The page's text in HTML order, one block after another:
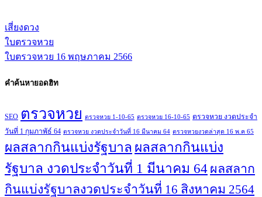
เสี่ยงดวง
ใบตรวจหวย
ใบตรวจหวย 16 พฤษภาคม 2566
คำค้นหายอดฮิท
SEO ตรวจหวย ตรวจหวย 1-10-65 ตรวจหวย 16-10-65 ตรวจหวย งวดประจำ
วันที่ 1 กุมภาพัธ์ 64 ตรวจหวย งวดประจำวันที่ 16 มีนาคม 64 ตรวจหวยงวดล่าสุด 16 พ.ค 65
ผลสลากกินแบ่งรัฐบาล ผลสลากกินแบ่ง
รัฐบาล งวดประจำวันที่ 1 มีนาคม 64 ผลสลาก
กินแบ่งรัฐบาลงวดประจำวันที่ 16 สิงหาคม 2564